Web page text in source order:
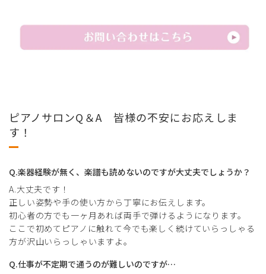
ピアノサロンQ＆A 皆様の不安にお応えしま
す！
Q.楽器経験が無く、楽譜も読めないのですが大丈夫でしょうか？
A.大丈夫です！
正しい姿勢や手の使い方から丁寧にお伝えします。
初心者の方でも一ヶ月あれば両手で弾けるようになります。
ここで初めてピアノに触れて今でも楽しく続けていらっしゃる
方が沢山いらっしゃいますよ。
Q.仕事が不定期で通うのが難しいのですが…